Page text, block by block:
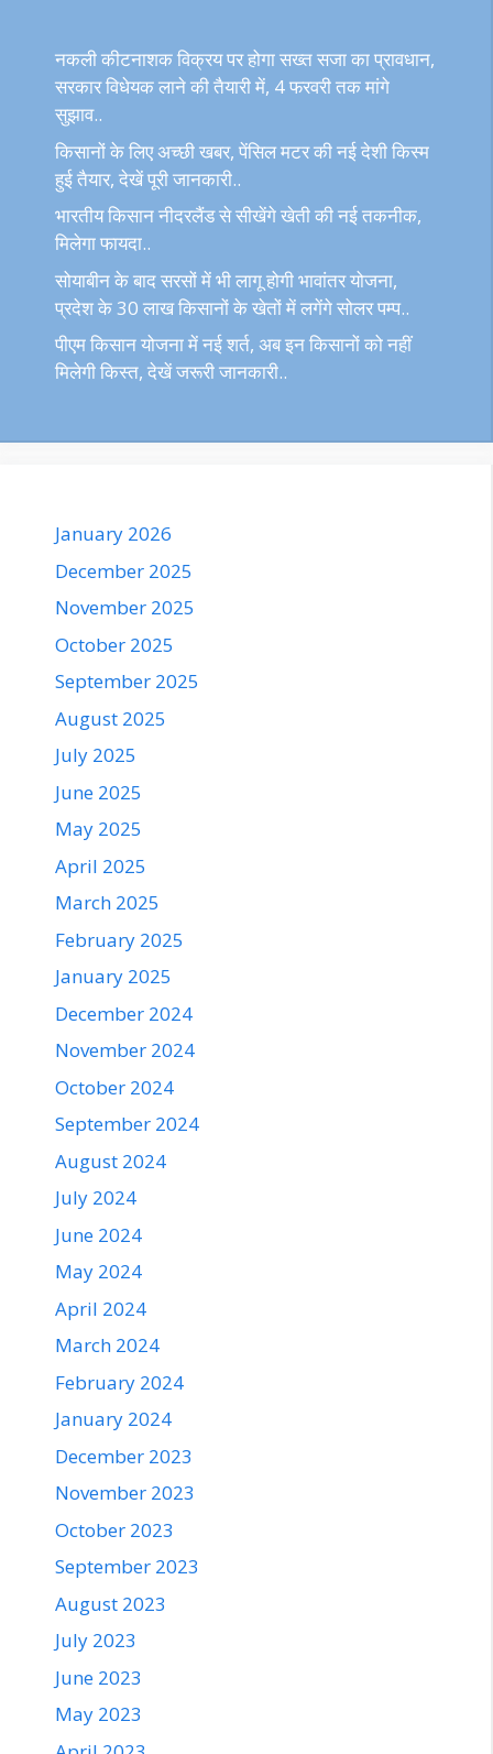
नकली कीटनाशक विक्रय पर होगा सख्त सजा का प्रावधान,
सरकार विधेयक लाने की तैयारी में, 4 फरवरी तक मांगे
सुझाव..
किसानों के लिए अच्छी खबर, पेंसिल मटर की नई देशी किस्म
हुई तैयार, देखें पूरी जानकारी..
भारतीय किसान नीदरलैंड से सीखेंगे खेती की नई तकनीक,
मिलेगा फायदा..
सोयाबीन के बाद सरसों में भी लागू होगी भावांतर योजना,
प्रदेश के 30 लाख किसानों के खेतों में लगेंगे सोलर पम्प..
पीएम किसान योजना में नई शर्त, अब इन किसानों को नहीं
मिलेगी किस्त, देखें जरूरी जानकारी..
January 2026
December 2025
November 2025
October 2025
September 2025
August 2025
July 2025
June 2025
May 2025
April 2025
March 2025
February 2025
January 2025
December 2024
November 2024
October 2024
September 2024
August 2024
July 2024
June 2024
May 2024
April 2024
March 2024
February 2024
January 2024
December 2023
November 2023
October 2023
September 2023
August 2023
July 2023
June 2023
May 2023